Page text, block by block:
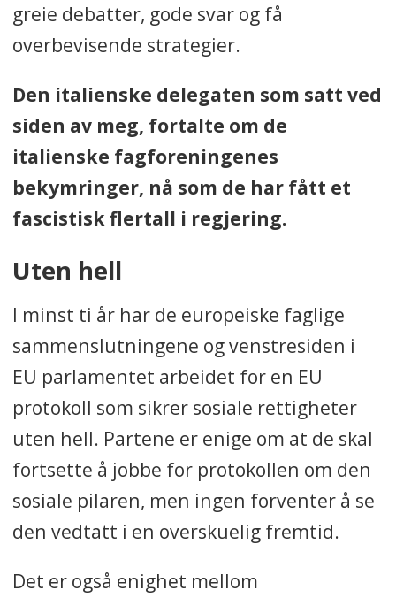
greie debatter, gode svar og få
overbevisende strategier.
Den italienske delegaten som satt ved
siden av meg, fortalte om de
italienske fagforeningenes
bekymringer, nå som de har fått et
fascistisk flertall i regjering.
Uten hell
I minst ti år har de europeiske faglige
sammenslutningene og venstresiden i
EU parlamentet arbeidet for en EU
protokoll som sikrer sosiale rettigheter
uten hell. Partene er enige om at de skal
fortsette å jobbe for protokollen om den
sosiale pilaren, men ingen forventer å se
den vedtatt i en overskuelig fremtid.
Det er også enighet mellom